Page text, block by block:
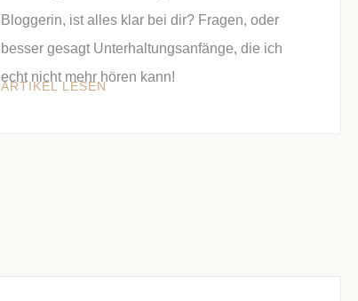
Bloggerin, ist alles klar bei dir? Fragen, oder
besser gesagt Unterhaltungsanfänge, die ich
echt nicht mehr hören kann!
ARTIKEL LESEN